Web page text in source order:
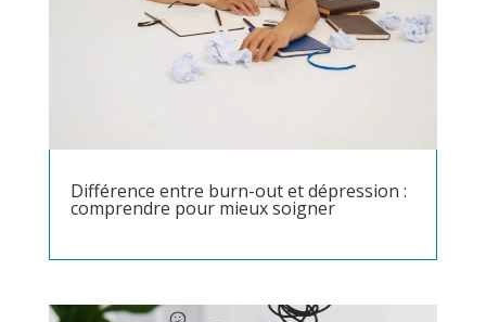
Différence entre burn-out et dépression :
comprendre pour mieux soigner